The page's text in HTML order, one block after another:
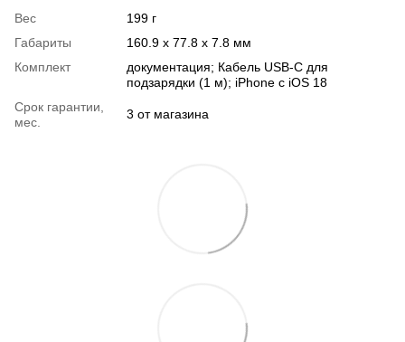
Вес
199 г
Габариты
160.9 х 77.8 х 7.8 мм
Комплект
документация; Кабель USB-C для
подзарядки (1 м); iPhone с iOS 18
Срок гарантии,
мес.
3 от магазина